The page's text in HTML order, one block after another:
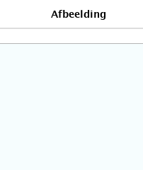
Afbeelding